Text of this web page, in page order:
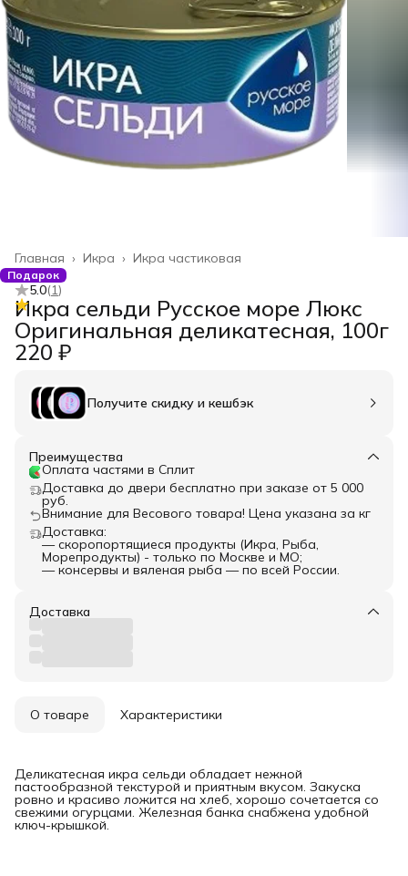
Икра частиковая
Икра ›
Главная ›
Подарок
5.0(1)
Икра сельди Русское море Люкс
Оригинальная деликатесная, 100г
220 ₽
Получите скидку и кешбэк
Преимущества
Оплата частями в Сплит
Доставка до двери бесплатно при заказе от 5 000
руб.
Внимание для Весового товара! Цена указана за кг
Доставка:
— скоропортящиеся продукты (Икра, Рыба,
Морепродукты) - только по Москве и МО;
— консервы и вяленая рыба — по всей России.
Доставка
О товаре Характеристики
Деликатесная икра сельди обладает нежной
пастообразной текстурой и приятным вкусом. Закуска
ровно и красиво ложится на хлеб, хорошо сочетается со
свежими огурцами. Железная банка снабжена удобной
ключ-крышкой.